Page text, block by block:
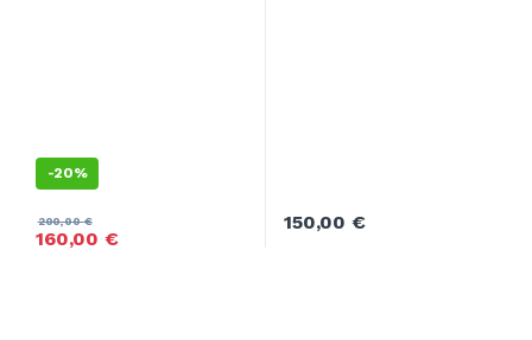
-20%
160,00€
200,00€ 150,00€